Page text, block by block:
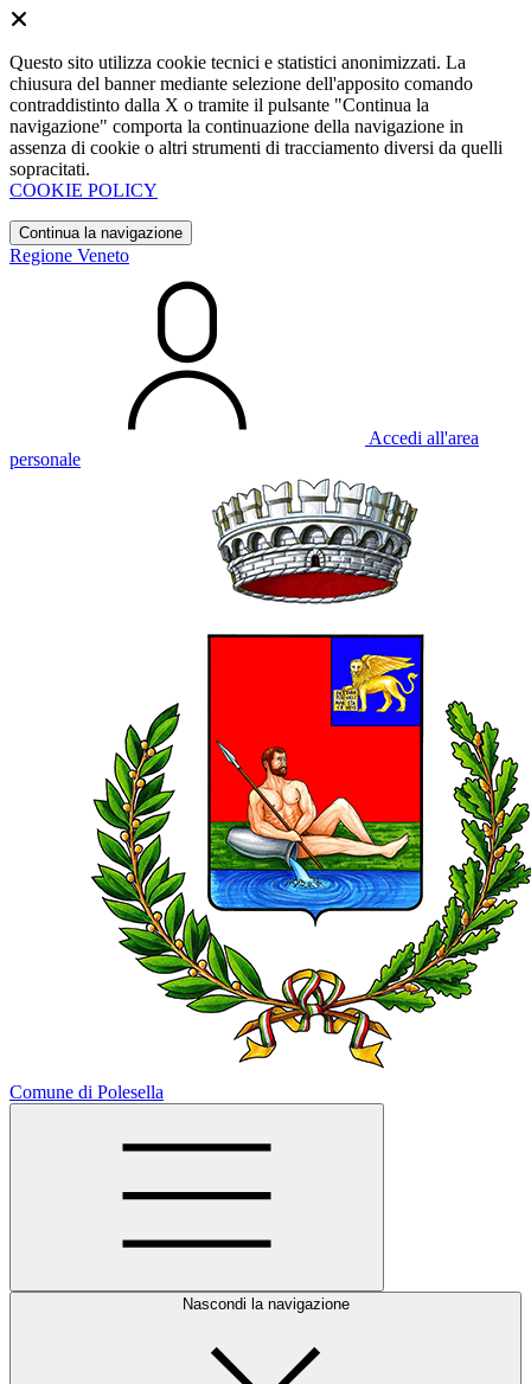
Questo sito utilizza cookie tecnici e statistici anonimizzati. La
chiusura del banner mediante selezione dell'apposito comando
contraddistinto dalla X o tramite il pulsante "Continua la
navigazione" comporta la continuazione della navigazione in
assenza di cookie o altri strumenti di tracciamento diversi da quelli
sopracitati.
COOKIE POLICY
Continua la navigazione
Regione Veneto
Accedi all'area
personale
Comune di Polesella
Nascondi la navigazione